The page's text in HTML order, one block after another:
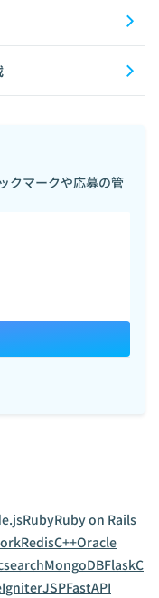
クマークや応募の管
RubyRuby on Rails
RedisC++Oracle
MongoDBFlaskC
JSPFastAPI